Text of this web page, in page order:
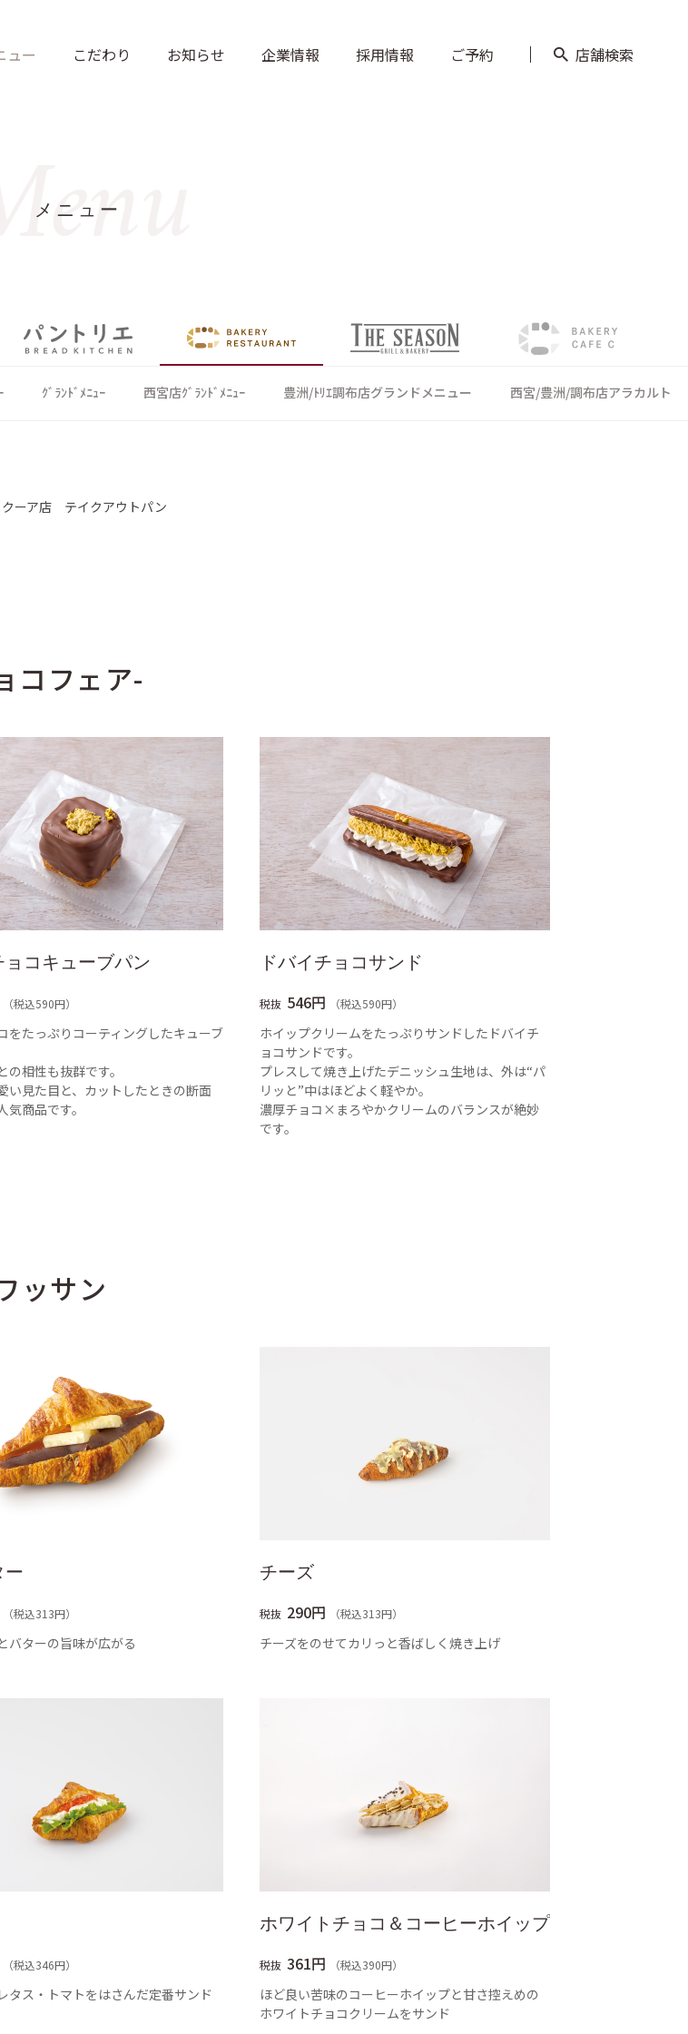
Menu
メニュー
ｸﾞﾗﾝﾄﾞﾒﾆｭｰ 西宮店ｸﾞﾗﾝﾄﾞﾒﾆｭｰ 豊洲/ﾄﾘｴ調布店グランドメニュー 西宮/豊洲/調布店アラカルト
クーア店 テイクアウトパン
コフェア-
ョコキューブパン
（税込590円）
をたっぷりコーティングしたキューブ
の相性も抜群です。
い見た目と、カットしたときの断面
気商品です。
ドバイチョコサンド
税抜 546円 （税込590円）
ホイップクリームをたっぷりサンドしたドバイチ
ョコサンドです。
プレスして焼き上げたデニッシュ生地は、外は“パ
リッと”中はほどよく軽やか。
濃厚チョコ×まろやかクリームのバランスが絶妙
です。
ッサン
ー
（税込313円）
バターの旨味が広がる
チーズ
税抜 290円 （税込313円）
チーズをのせてカリっと香ばしく焼き上げ
（税込346円）
タス・トマトをはさんだ定番サンド
ホワイトチョコ＆コーヒーホイップ
税抜 361円 （税込390円）
ほど良い苦味のコーヒーホイップと甘さ控えめの
ホワイトチョコクリームをサンド